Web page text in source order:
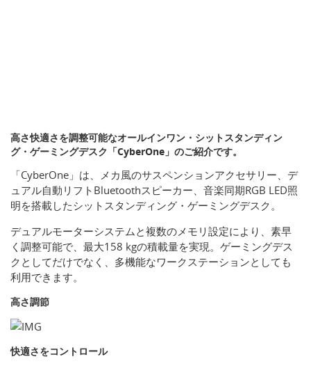
高さ快適さを調整可能なオールインワン・シットスタンディン
グ・ゲーミングデスク「CyberOne」のご紹介です。
「CyberOne」は、メカ風のサスペンションアクセサリー、デ
ュアル自動リフトBluetoothスピーカー、音楽同期RGB LED照
明を搭載したシットスタンディング・ゲーミングデスク。
デュアルモーターシステムと複数のメモリ設定により、素早
く調整可能で、最大158 kgの積載量を実現。ゲーミングデス
クとしてだけでなく、多機能なワークステーションとしても
利用できます。
高さ調節
快適さをコントロール